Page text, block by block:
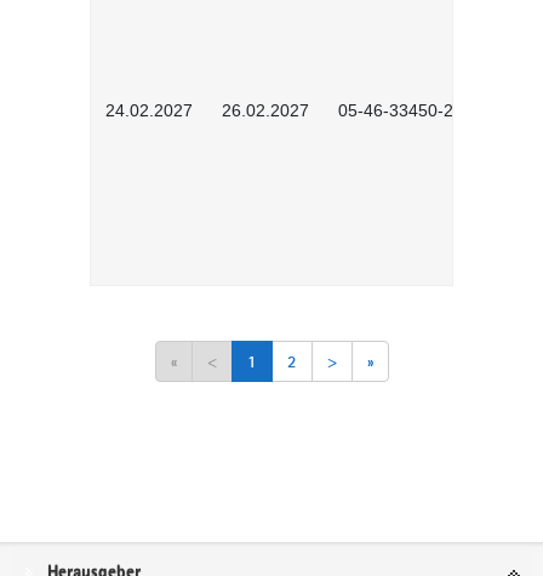
24.02.2027 26.02.2027 05-46-33450-2601
« < 1 2 > »
Service